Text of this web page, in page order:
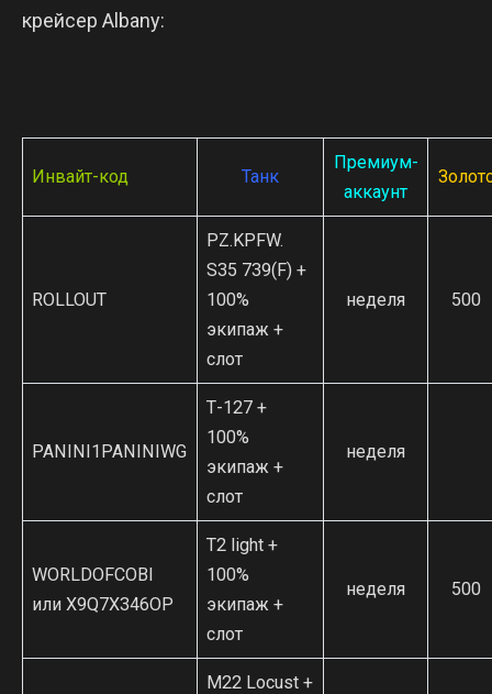
крейсер Albany:
Инвайт-код Танк
Премиум-
аккаунт
ROLLOUT
PZ.KPFW.
S35 739(F) +
100%
экипаж +
слот
неделя 500
PANINI1PANINIWG
Т-127 +
100%
экипаж +
слот
неделя
WORLDOFCOBI
или X9Q7X346OP
Т2 light +
100%
экипаж +
слот
неделя 500
М22 Locust +